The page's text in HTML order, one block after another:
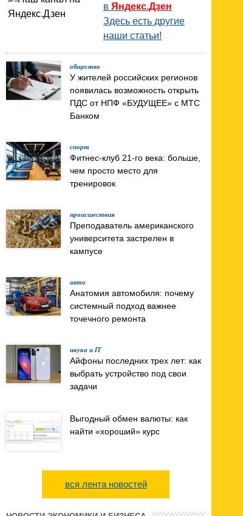
в Яндекс.Дзен
Здесь есть другие
наши статьи!
общество
У жителей российских регионов
появилась возможность открыть
ПДС от НПФ «БУДУЩЕЕ» с МТС
Банком
спорт
Фитнес-клуб 21-го века: больше,
чем просто место для
тренировок
происшествия
Преподаватель американского
университета застрелен в
кампусе
авто
Анатомия автомобиля: почему
системный подход важнее
точечного ремонта
наука и IT
Айфоны последних трех лет: как
выбрать устройство под свои
задачи
Выгодный обмен валюты: как
найти «хороший» курс
вся лента новостей